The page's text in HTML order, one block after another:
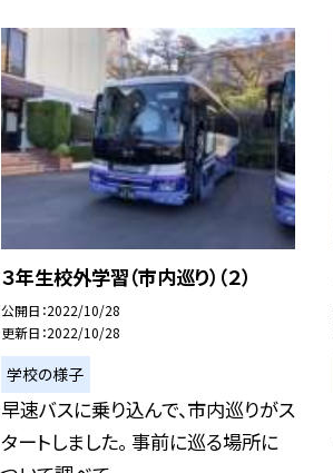
３年生校外学習（市内巡り）（２）
公開日 2022/10/28
更新日 2022/10/28
学校の様子
早速バスに乗り込んで、市内巡りがス
タートしました。 事前に巡る場所に